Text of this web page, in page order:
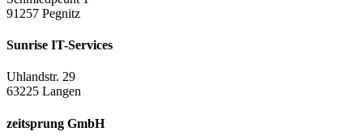
91257 Pegnitz
Sunrise IT-Services
Uhlandstr. 29
63225 Langen
zeitsprung GmbH